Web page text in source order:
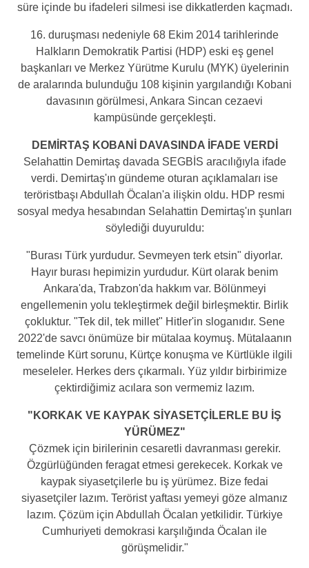
süre içinde bu ifadeleri silmesi ise dikkatlerden kaçmadı.
16. duruşması nedeniyle 68 Ekim 2014 tarihlerinde
Halkların Demokratik Partisi (HDP) eski eş genel
başkanları ve Merkez Yürütme Kurulu (MYK) üyelerinin
de aralarında bulunduğu 108 kişinin yargılandığı Kobani
davasının görülmesi, Ankara Sincan cezaevi
kampüsünde gerçekleşti.
DEMİRTAŞ KOBANİ DAVASINDA İFADE VERDİ
Selahattin Demirtaş davada SEGBİS aracılığıyla ifade
verdi. Demirtaş'ın gündeme oturan açıklamaları ise
teröristbaşı Abdullah Öcalan'a ilişkin oldu. HDP resmi
sosyal medya hesabından Selahattin Demirtaş'ın şunları
söylediği duyuruldu:
"Burası Türk yurdudur. Sevmeyen terk etsin" diyorlar.
Hayır burası hepimizin yurdudur. Kürt olarak benim
Ankara'da, Trabzon'da hakkım var. Bölünmeyi
engellemenin yolu tekleştirmek değil birleşmektir. Birlik
çokluktur. "Tek dil, tek millet" Hitler'in sloganıdır. Sene
2022'de savcı önümüze bir mütalaa koymuş. Mütalaanın
temelinde Kürt sorunu, Kürtçe konuşma ve Kürtlükle ilgili
meseleler. Herkes ders çıkarmalı. Yüz yıldır birbirimize
çektirdiğimiz acılara son vermemiz lazım.
"KORKAK VE KAYPAK SİYASETÇİLERLE BU İŞ
YÜRÜMEZ"
Çözmek için birilerinin cesaretli davranması gerekir.
Özgürlüğünden feragat etmesi gerekecek. Korkak ve
kaypak siyasetçilerle bu iş yürümez. Bize fedai
siyasetçiler lazım. Terörist yaftası yemeyi göze almanız
lazım. Çözüm için Abdullah Öcalan yetkilidir. Türkiye
Cumhuriyeti demokrasi karşılığında Öcalan ile
görüşmelidir."